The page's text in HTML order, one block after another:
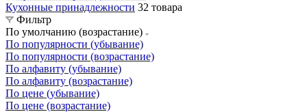
Кухонные принадлежности 32 товара
Фильтр
По умолчанию (возрастание)
По популярности (убывание)
По популярности (возрастание)
По алфавиту (убывание)
По алфавиту (возрастание)
По цене (убывание)
По цене (возрастание)